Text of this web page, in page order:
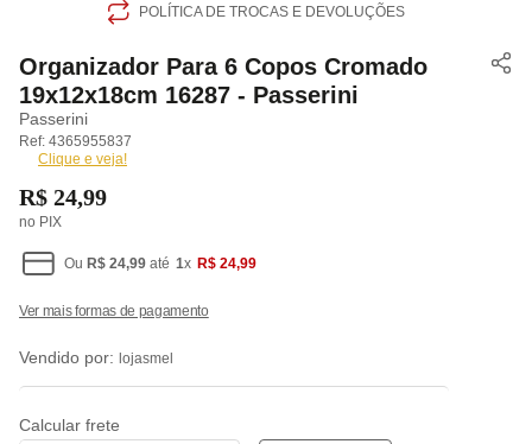
POLÍTICA DE TROCAS E DEVOLUÇÕES
Organizador Para 6 Copos Cromado
19x12x18cm 16287 - Passerini
Passerini
4365955837
Clique e veja!
R$ 24,99
no PIX
Ou R$ 24,99 até 1x R$ 24,99
Vendido por: lojasmel
Calcular frete